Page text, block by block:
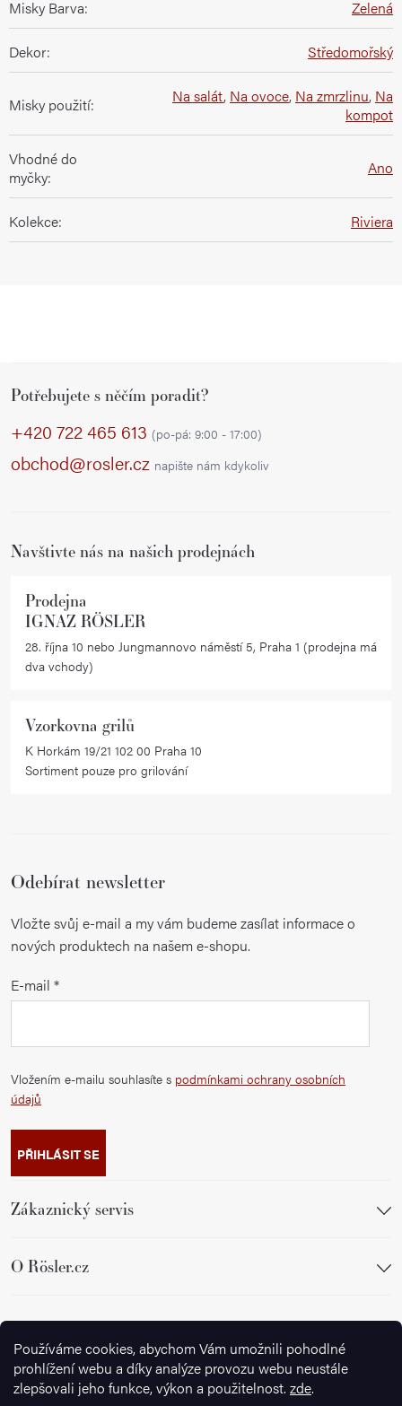
Používáme cookies, abychom Vám umožnili pohodlné
prohlížení webu a díky analýze provozu webu neustále
zlepšovali jeho funkce, výkon a použitelnost. zde.
Misky Barva: Zelená
Dekor: Středomořský
Misky použití: Na salát, Na ovoce, Na zmrzlinu, Na
kompot
Vhodné do
myčky: Ano
Kolekce: Riviera
Potřebujete s něčím poradit?
+420 722 465 613 (po-pá: 9:00 - 17:00)
obchod@rosler.cz napište nám kdykoliv
Navštivte nás na našich prodejnách
Prodejna
IGNAZ RÖSLER
28. října 10 nebo Jungmannovo náměstí 5, Praha 1 (prodejna má
dva vchody)
Vzorkovna grilů
K Horkám 19/21 102 00 Praha 10
Sortiment pouze pro grilování
Odebírat newsletter
Vložte svůj e-mail a my vám budeme zasílat informace o
nových produktech na našem e-shopu.
E-mail
Vložením e-mailu souhlasíte s podmínkami ochrany osobních
údajů
PŘIHLÁSIT SE
Zákaznický servis
O Rösler.cz
Sledujte nás